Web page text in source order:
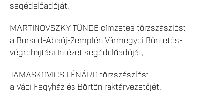
segédelőadóját,
MARTINOVSZKY TÜNDE címzetes törzszászlóst
a Borsod-Abaúj-Zemplén Vármegyei Büntetés-
végrehajtási Intézet segédelőadóját,
TAMASKOVICS LÉNÁRD törzszászlóst
a Váci Fegyház és Börtön raktárvezetőjét,